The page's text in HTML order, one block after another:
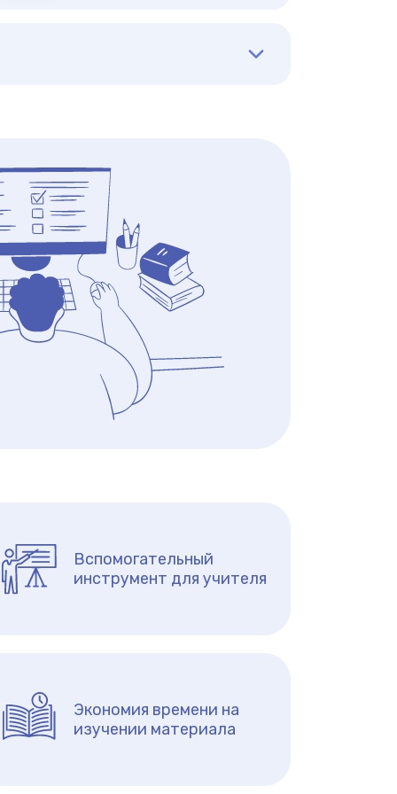
Вспомогательный
инструмент для учителя
Экономия времени на
изучении материала